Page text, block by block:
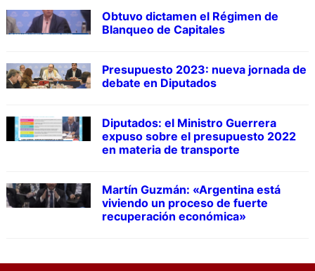
Obtuvo dictamen el Régimen de
Blanqueo de Capitales
Presupuesto 2023: nueva jornada de
debate en Diputados
Diputados: el Ministro Guerrera
expuso sobre el presupuesto 2022
en materia de transporte
Martín Guzmán: «Argentina está
viviendo un proceso de fuerte
recuperación económica»